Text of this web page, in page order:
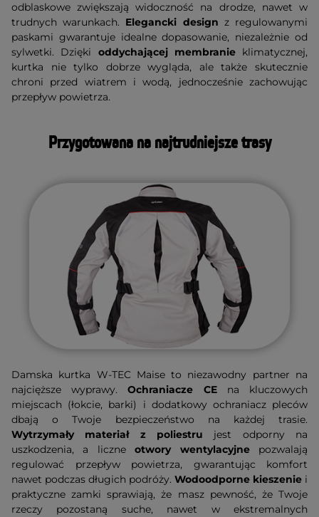
odblaskowe zwiększają widoczność na drodze, nawet w
trudnych warunkach. Elegancki design z regulowanymi
paskami gwarantuje idealne dopasowanie, niezależnie od
sylwetki. Dzięki oddychającej membranieklimatycznej,
kurtka nie tylko dobrze wygląda, ale także skutecznie
chroni przed wiatrem i wodą, jednocześnie zachowując
przepływ powietrza.
Przygotowana na najtrudniejsze trasy
Damska kurtka W-TEC Maise to niezawodny partner na
najcięższe wyprawy.Ochraniacze CEna kluczowych
miejscach (łokcie, barki) i dodatkowy ochraniacz pleców
dbają o Twoje bezpieczeństwo na każdej trasie.
Wytrzymały materiał z poliestru jest odporny na
uszkodzenia, a liczneotwory wentylacyjnepozwalają
regulować przepływ powietrza, gwarantując komfort
nawet podczas długich podróży. Wodoodporne kieszenie i
praktyczne zamki sprawiają, że masz pewność, że Twoje
rzeczy pozostaną suche, nawet w ekstremalnych